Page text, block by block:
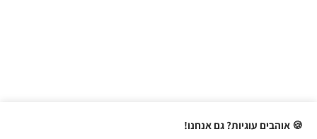
🍪 אוהבים עוגיות? גם אנחנו!